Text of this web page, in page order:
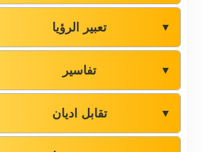
تعبیر الرؤیا ▼
تفاسیر ▼
تقابل ادیان ▼